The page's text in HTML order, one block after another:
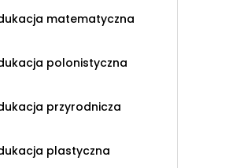
matematyczna
polonistyczna
przyrodnicza
plastyczna